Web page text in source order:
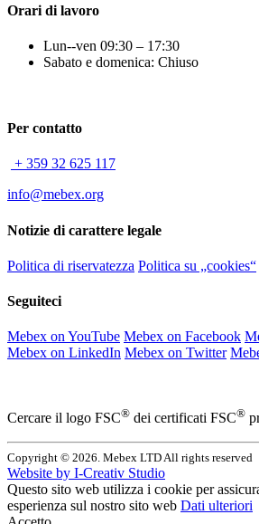
Orari di lavoro
Lun--ven 09:30 – 17:30
Sabato e domenica: Chiuso
Per contatto
+ 359 32 625 117
info@mebex.org
Notizie di carattere legale
Politica di riservatezza Politica su „cookies“
Seguiteci
Mebex on YouTube Mebex on Facebook
Mebex on LinkedIn Mebex on Twitter
Cercare il logo FSC® dei certificati FSC®
Copyright © 2026. Mebex LTD All rights reserved
Website by I-Creativ Studio
Questo sito web utilizza i cookie per
esperienza sul nostro sito web Dati ulteriori